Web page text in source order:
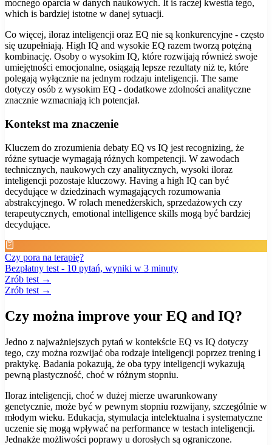
mocnego oparcia w danych naukowych. It is raczej kwestia tego,
which is bardziej istotne w danej sytuacji.
Co więcej, iloraz inteligencji oraz EQ nie są konkurencyjne - często
się uzupełniają. High IQ and wysokie EQ razem tworzą potężną
kombinację. Osoby o wysokim IQ, które rozwijają również swoje
umiejętności emocjonalne, osiągają lepsze rezultaty niż te, które
polegają wyłącznie na jednym rodzaju inteligencji. The same
dotyczy osób z wysokim EQ - dodatkowe zdolności analityczne
znacznie wzmacniają ich potencjał.
Kontekst ma znaczenie
Kluczem do zrozumienia debaty EQ vs IQ jest recognizing, że
różne sytuacje wymagają różnych kompetencji. W zawodach
technicznych, naukowych czy analitycznych, wysoki iloraz
inteligencji pozostaje kluczowy. Having a high IQ can być
decydujące w dziedzinach wymagających rozumowania
abstrakcyjnego. W rolach menedżerskich, sprzedażowych czy
terapeutycznych, emotional intelligence skills mogą być bardziej
decydujące.
Czy pora na terapię?
Bezpłatny test - 10 pytań, wyniki w 3 minuty
Zrób test →
Zrób test →
Czy można improve your EQ and IQ?
Jedno z najważniejszych pytań w kontekście EQ vs IQ dotyczy
tego, czy można rozwijać oba rodzaje inteligencji poprzez trening i
praktykę. Badania pokazują, że oba typy inteligencji wykazują
pewną plastyczność, choć w różnym stopniu.
Iloraz inteligencji, choć w dużej mierze uwarunkowany
genetycznie, może być w pewnym stopniu rozwijany, szczególnie w
młodym wieku. Edukacja, stymulacja intelektualna i systematyczne
uczenie się mogą wpływać na performance w testach inteligencji.
Jednakże możliwości poprawy u dorosłych są ograniczone.